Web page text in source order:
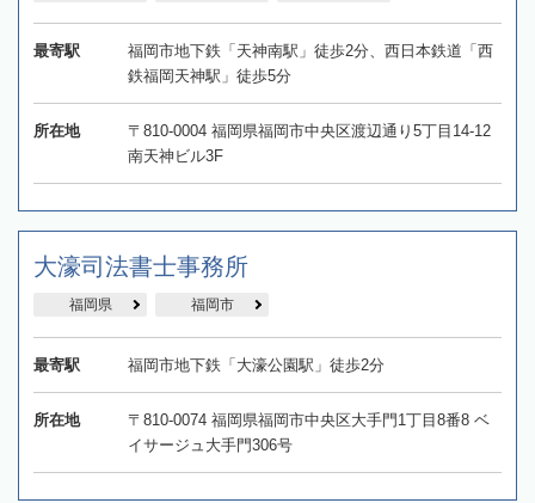
最寄駅
福岡市地下鉄「天神南駅」徒歩2分、西日本鉄道「西
鉄福岡天神駅」徒歩5分
所在地
〒810-0004 福岡県福岡市中央区渡辺通り5丁目14-12
南天神ビル3F
大濠司法書士事務所
福岡県 福岡市
最寄駅 福岡市地下鉄「大濠公園駅」徒歩2分
所在地
〒810-0074 福岡県福岡市中央区大手門1丁目8番8 ベ
イサージュ大手門306号